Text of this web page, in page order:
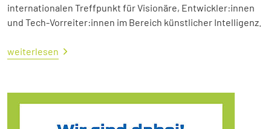
internationalen Treffpunkt für Visionäre, Entwickler:innen
und Tech-Vorreiter:innen im Bereich künstlicher Intelligenz.
weiterlesen